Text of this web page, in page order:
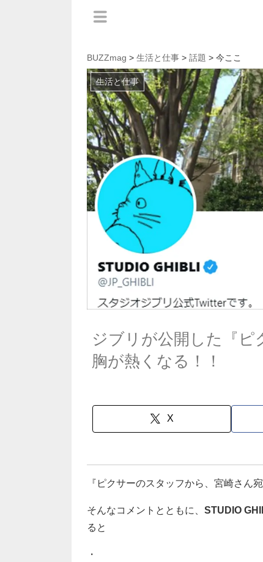
BUZZmag > 生活と仕事 > 話題 > 今ここ
生活と仕事
ジブリが公開した『
胸が熱くなる！！
X
『ピクサーのスタッフから、宮崎さん
そんなコメントとともに、 STUDIO
ると
・